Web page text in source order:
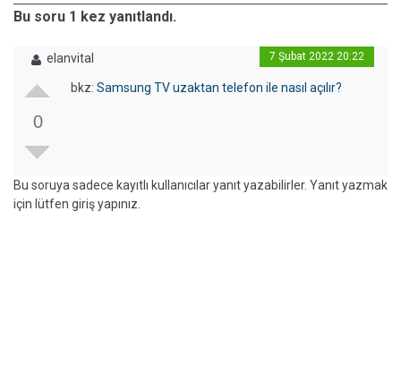
Bu soru 1 kez yanıtlandı.
elanvital 7 Şubat 2022 20:22
0
bkz: Samsung TV uzaktan telefon ile nasıl açılır?
Bu soruya sadece kayıtlı kullanıcılar yanıt yazabilirler. Yanıt yazmak
için lütfen giriş yapınız.